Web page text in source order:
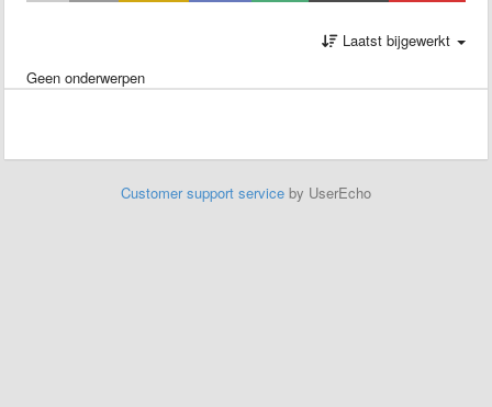
Laatst bijgewerkt
Geen onderwerpen
Customer support service by UserEcho